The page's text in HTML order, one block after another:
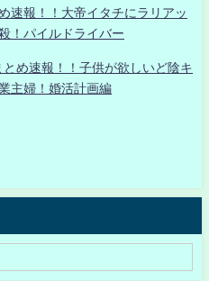
速報！！大帝イタチにラリアッ
！パイルドライバー
め速報！！子供が欲しいど陰キ
主婦！婚活計画編